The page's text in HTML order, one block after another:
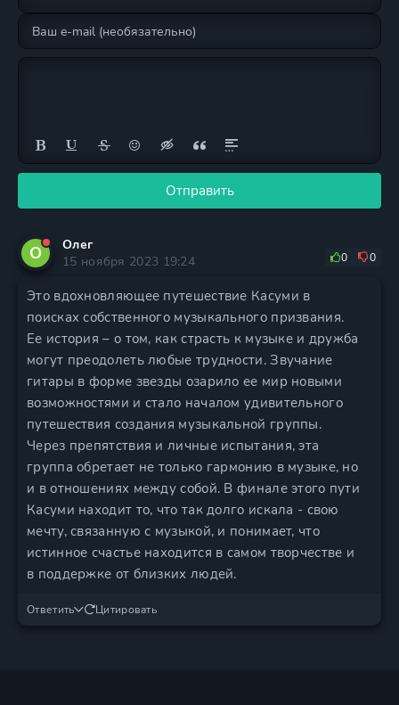
Отправить
О
Олег
15 ноября 2023 19:24
0 0
Это вдохновляющее путешествие Касуми в
поисках собственного музыкального призвания.
Ее история – о том, как страсть к музыке и дружба
могут преодолеть любые трудности. Звучание
гитары в форме звезды озарило ее мир новыми
возможностями и стало началом удивительного
путешествия создания музыкальной группы.
Через препятствия и личные испытания, эта
группа обретает не только гармонию в музыке, но
и в отношениях между собой. В финале этого пути
Касуми находит то, что так долго искала - свою
мечту, связанную с музыкой, и понимает, что
истинное счастье находится в самом творчестве и
в поддержке от близких людей.
Ответить Цитировать